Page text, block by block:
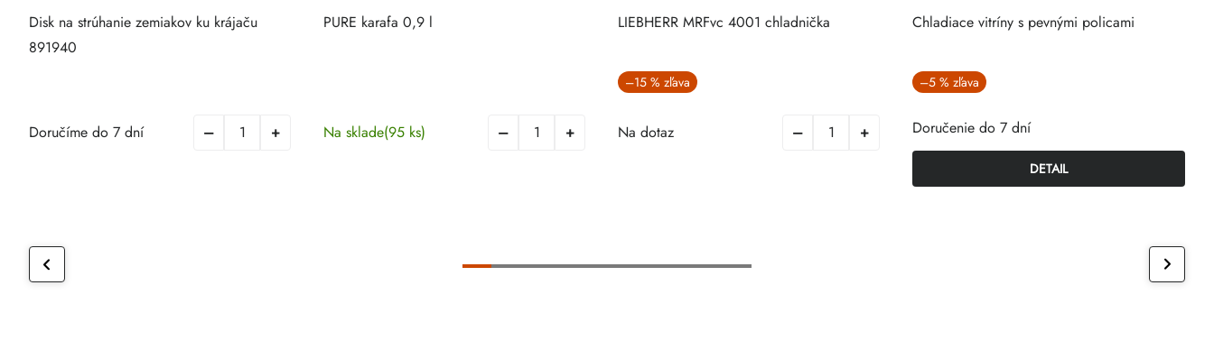
Disk na strúhanie zemiakov ku krájaču
891940
Doručíme do 7 dní
PURE karafa 0,9 l
Na sklade(95 ks)
LIEBHERR MRFvc 4001 chladnička
–15 %
Na dotaz
Chladiace vitríny s pevnými policami
–5 %
Doručenie do 7 dní
DETAIL